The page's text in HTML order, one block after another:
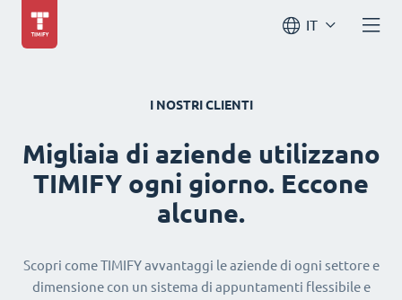
IT
I NOSTRI CLIENTI
Migliaia di aziende utilizzano
TIMIFY ogni giorno. Eccone
alcune.
Scopri come TIMIFY avvantaggi le aziende di ogni settore e
dimensione con un sistema di appuntamenti flessibile e